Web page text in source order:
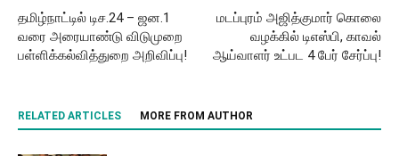
தமிழ்நாட்டில் டிச.24 – ஜன.1
வரை அரையாண்டு விடுமுறை
பள்ளிக்கல்வித்துறை அறிவிப்பு!
மடப்புரம் அஜித்குமார் கொலை
வழக்கில் டிஎஸ்பி, காவல்
ஆய்வாளர் உட்பட 4 பேர் சேர்ப்பு!
RELATED ARTICLES MORE FROM AUTHOR